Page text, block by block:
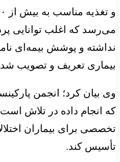
می‌رسد که اغلب توانایی
نداشته و پوشش بیمه‌ای
بیماری تعریف و تصویب
وی بیان کرد؛ انجمن
که انجام داده در تلاش است
تخصصی برای بیماران
تأسیس کند.